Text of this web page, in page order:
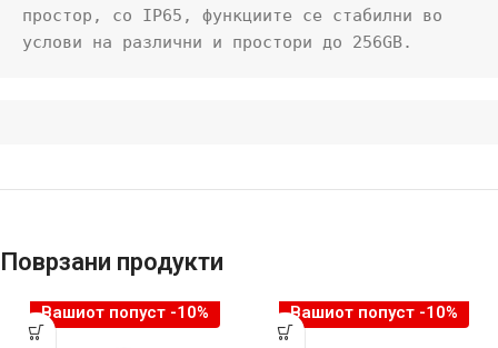
простор, со IP65, функциите се стабилни во
услови на различни и простори до 256GB.
Поврзани продукти
Вашиот попуст -10% Вашиот попуст -10%